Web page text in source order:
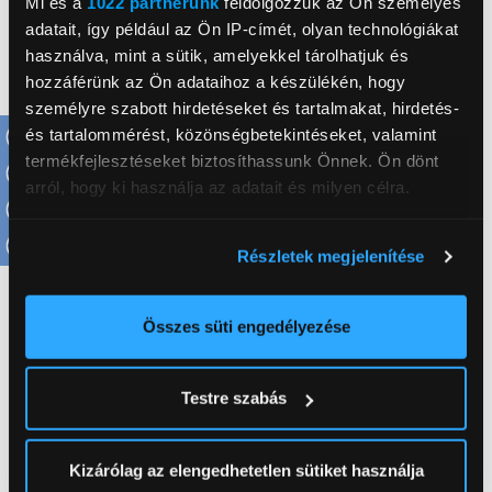
adatait, így például az Ön IP-címét, olyan technológiákat
használva, mint a sütik, amelyekkel tárolhatjuk és
hozzáférünk az Ön adataihoz a készülékén, hogy
személyre szabott hirdetéseket és tartalmakat, hirdetés-
és tartalommérést, közönségbetekintéseket, valamint
termékfejlesztéseket biztosíthassunk Önnek. Ön dönt
arról, hogy ki használja az adatait és milyen célra.
elhelyezkedéséről pár méteres pontossággal
Az Ön készülékén beazonosítása annak konkrét
módjairól és adja meg preferenciáit aRészletek
pontban. Bármikor módosíthatja vagy visszavonhatja a
Sütinyilatkozathoz való hozzájárulását.
Részletek megjelenítése
Összes süti engedélyezése
Testre szabás
Kizárólag az elengedhetetlen sütiket használja
3 390 W
Tisztíthatóság
AquaClean
72 l
Digitális kijelző
Igen
Energiaosztály
A+
Electrolux EOC6H76X használati útmutató